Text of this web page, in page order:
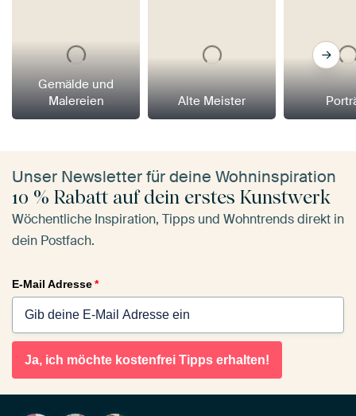
Gemälde und
Malereien
Alte Meister
Unser Newsletter für deine Wohninspiration
10 % Rabatt auf dein erstes Kunstwerk
Wöchentliche Inspiration, Tipps und Wohntrends direkt in
dein Postfach.
E-Mail Adresse*
Ja, ich möchte kostenfrei Tipps erhalten!